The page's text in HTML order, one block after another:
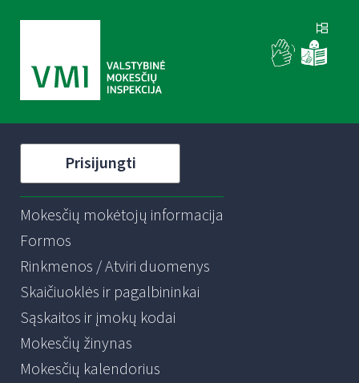
Prisijungti
Mokesčių mokėtojų informacija
Formos
Rinkmenos / Atviri duomenys
Skaičiuoklės ir pagalbininkai
Sąskaitos ir įmokų kodai
Mokesčių žinynas
Mokesčių kalendorius